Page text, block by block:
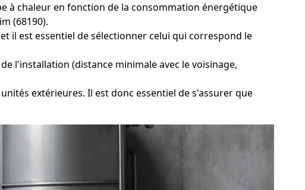
à chaleur en fonction de la consommation énergétique
(68190).
il est essentiel de sélectionner celui qui correspond le
l'installation (distance minimale avec le voisinage,
extérieures. Il est donc essentiel de s'assurer que